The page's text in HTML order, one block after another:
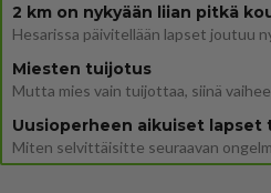
2 km on nykyään liian pitkä
Miesten tuijotus